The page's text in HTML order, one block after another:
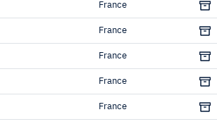
France
France
France
France
France